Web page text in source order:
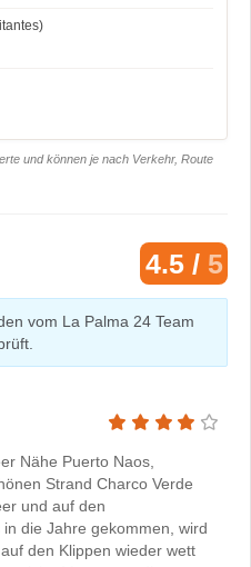
und können je nach Verkehr, Route
4.5 / 5
vom La Palma 24 Team
Nähe Puerto Naos,
Strand Charco Verde
und auf den
die Jahre gekommen, wird
den Klippen wieder wett